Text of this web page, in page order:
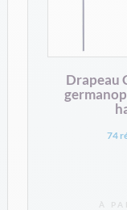
Drapeau
74
À